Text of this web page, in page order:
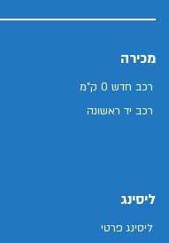
מכירה
רכב חדש 0 ק"מ
רכב יד ראשונה
ליסינג
ליסינג פרטי